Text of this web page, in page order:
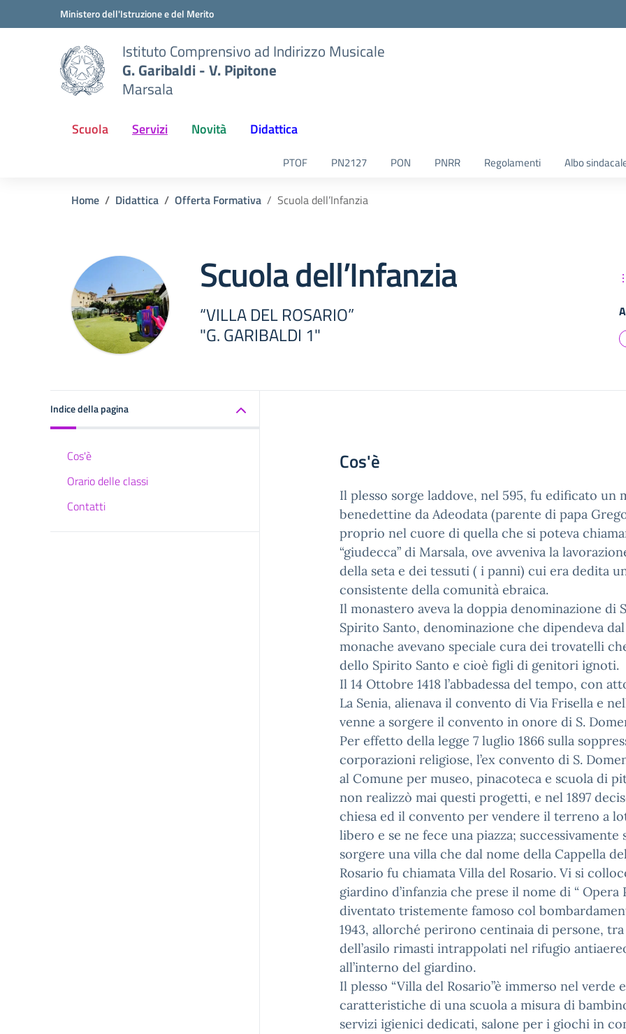
Vai ai contenuti
Vai al menu di navigazioneMinistero dell'Istruzione e del Merito
Istituto Comprensivo ad Indirizzo Musicale
G. Garibaldi - V. Pipitone
Marsala
Scuola Servizi Novità Didattica
PTOF PN2127 PON PNRR Regolamenti Albo
Home Didattica Offerta Formativa Scuola dell’Infanzia
Scuola dell’Infanzia
“VILLA DEL ROSARIO”
"G. GARIBALDI 1"
Indice della pagina
Cos'è
Orario delle classi
Contatti
Cos'è
Il plesso sorge laddove, nel 595, fu edificato un
benedettine da Adeodata (parente di papa
proprio nel cuore di quella che si poteva
“giudecca” di Marsala, ove avveniva la
della seta e dei tessuti ( i panni) cui era dedita
consistente della comunità ebraica.
Il monastero aveva la doppia denominazione di
Spirito Santo, denominazione che dipendeva
monache avevano speciale cura dei trovatelli
dello Spirito Santo e cioè figli di genitori ignoti.
Il 14 Ottobre 1418 l’abbadessa del tempo, con
La Senia, alienava il convento di Via Frisella e
venne a sorgere il convento in onore di S.
Per effetto della legge 7 luglio 1866 sulla
corporazioni religiose, l’ex convento di S.
al Comune per museo, pinacoteca e scuola di
non realizzò mai questi progetti, e nel 1897
chiesa ed il convento per vendere il terreno a
libero e se ne fece una piazza; successivamente
sorgere una villa che dal nome della Cappella
Rosario fu chiamata Villa del Rosario. Vi si
giardino d’infanzia che prese il nome di “ Opera
diventato tristemente famoso col
1943, allorché perirono centinaia di persone,
dell’asilo rimasti intrappolati nel rifugio
all’interno del giardino.
Il plesso “Villa del Rosario”è immerso nel verde
caratteristiche di una scuola a misura di
servizi igienici dedicati, salone per i giochi in